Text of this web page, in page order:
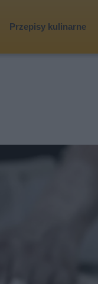
Przepisy kulinarne